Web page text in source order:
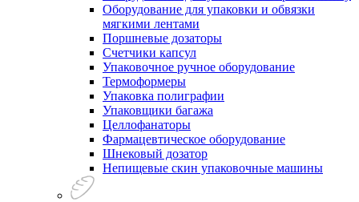
Оборудование для упаковки и обвязки
мягкими лентами
Поршневые дозаторы
Счетчики капсул
Упаковочное ручное оборудование
Термоформеры
Упаковка полиграфии
Упаковщики багажа
Целлофанаторы
Фармацевтическое оборудование
Шнековый дозатор
Непищевые скин упаковочные машины